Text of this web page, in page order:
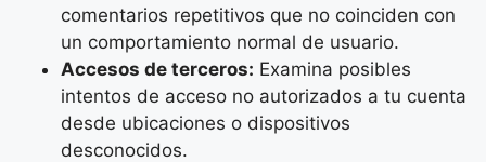
comentarios repetitivos que no coinciden con
un comportamiento normal de usuario.
Accesos de terceros: Examina posibles
intentos de acceso no autorizados a tu cuenta
desde ubicaciones o dispositivos
desconocidos.